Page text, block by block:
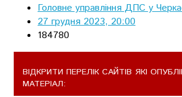
Головне управління ДПС у
27 грудня 2023, 20:00
184780
ВІДКРИТИ ПЕРЕЛІК САЙТІВ ЯКІ
МАТЕРІАЛ: